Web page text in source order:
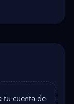
tu cuenta de